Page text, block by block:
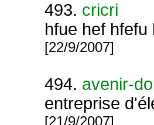
493. cricri
hfue hef
[22/9/2007]
494. avenir-
entreprise
[21/9/2007]